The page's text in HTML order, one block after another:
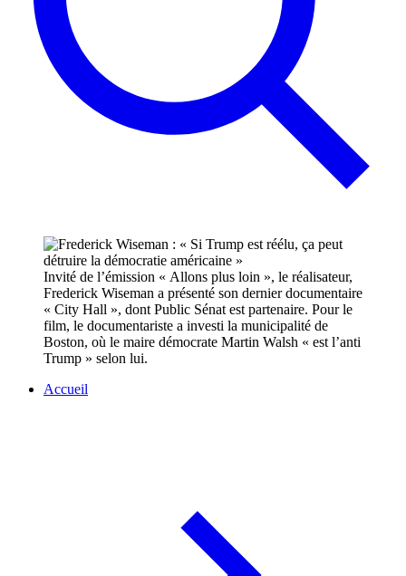
Invité de l’émission « Allons plus loin », le réalisateur,
Frederick Wiseman a présenté son dernier documentaire
« City Hall », dont Public Sénat est partenaire. Pour le
film, le documentariste a investi la municipalité de
Boston, où le maire démocrate Martin Walsh « est l’anti
Trump » selon lui.
Accueil